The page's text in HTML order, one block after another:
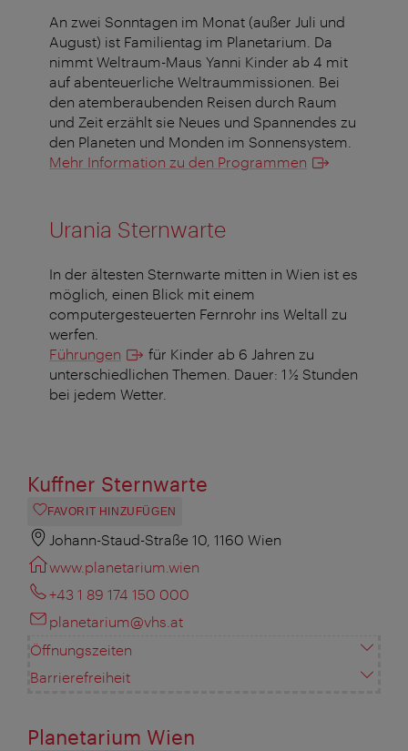
An zwei Sonntagen im Monat (außer Juli und
August) ist Familientag im Planetarium. Da
nimmt Weltraum-Maus Yanni Kinder ab 4 mit
auf abenteuerliche Weltraummissionen. Bei
den atemberaubenden Reisen durch Raum
und Zeit erzählt sie Neues und Spannendes zu
den Planeten und Monden im Sonnensystem.
Mehr Information zu den Programmen
Urania Sternwarte
In der ältesten Sternwarte mitten in Wien ist es
möglich, einen Blick mit einem
computergesteuerten Fernrohr ins Weltall zu
werfen.
Führungen
für Kinder ab 6 Jahren zu
unterschiedlichen Themen. Dauer: 1 ½ Stunden
bei jedem Wetter.
Kuffner Sternwarte
FAVORIT HINZUFÜGEN
Johann-Staud-Straße 10, 1160 Wien
www.planetarium.wien
+43 1 89 174 150 000
planetarium@vhs.at
Öffnungszeiten
Barrierefreiheit
Planetarium Wien